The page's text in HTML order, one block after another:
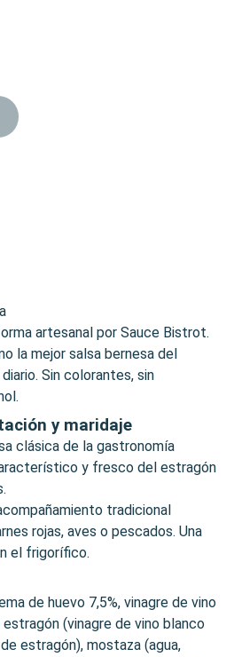
artesanal por Sauce Bistrot.
la mejor salsa bernesa del
Sin colorantes, sin
y maridaje
clásica de la gastronomía
y fresco del estragón
tradicional
rojas, aves o pescados. Una
el frigorífico.
de huevo 7,5%, vinagre de vino
(vinagre de vino blanco
estragón), mostaza (agua,